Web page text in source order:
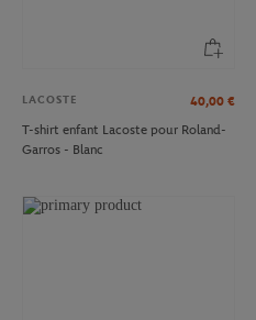
LACOSTE 40,00 €
T-shirt enfant Lacoste pour Roland-
Garros - Blanc